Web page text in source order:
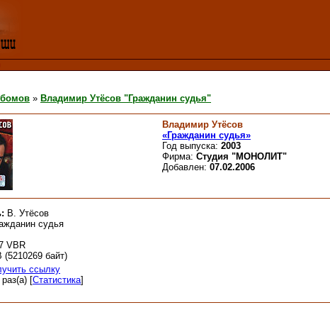
» Владимир Утёсов "Гражданин судья"
Владимир Утёсов
«Гражданин судья»
Год выпуска: 2003
Фирма: Студия "МОНОЛИТ"
Добавлен: 07.02.2006
В. Утёсов
судья
VBR
(5210269 байт)
ссылку
раз(а) [Статистика]